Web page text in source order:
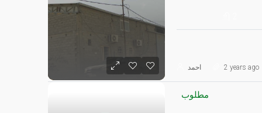
احمد 2 years ago
مطلوب